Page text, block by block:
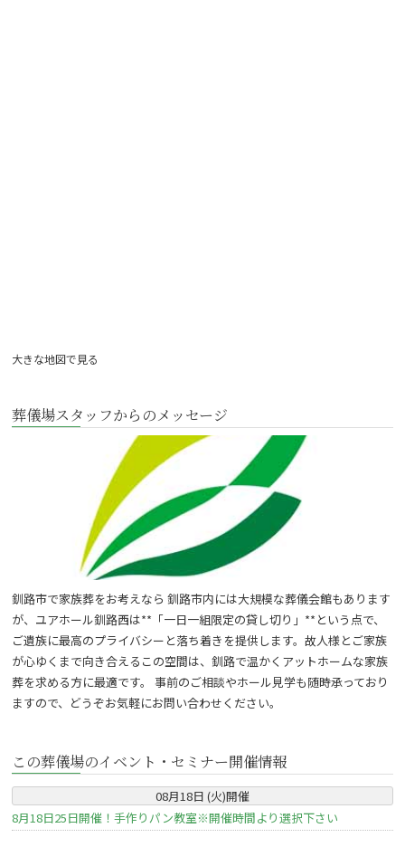
大きな地図で見る
葬儀場スタッフからのメッセージ
釧路市で家族葬をお考えなら 釧路市内には大規模な葬儀会館もあります
が、ユアホール釧路西は**「一日一組限定の貸し切り」**という点で、
ご遺族に最高のプライバシーと落ち着きを提供します。故人様とご家族
が心ゆくまで向き合えるこの空間は、釧路で温かくアットホームな家族
葬を求める方に最適です。 事前のご相談やホール見学も随時承っており
ますので、どうぞお気軽にお問い合わせください。
この葬儀場のイベント・セミナー開催情報
08月18日 (火)開催
8月18日25日開催！手作りパン教室※開催時間より選択下さい